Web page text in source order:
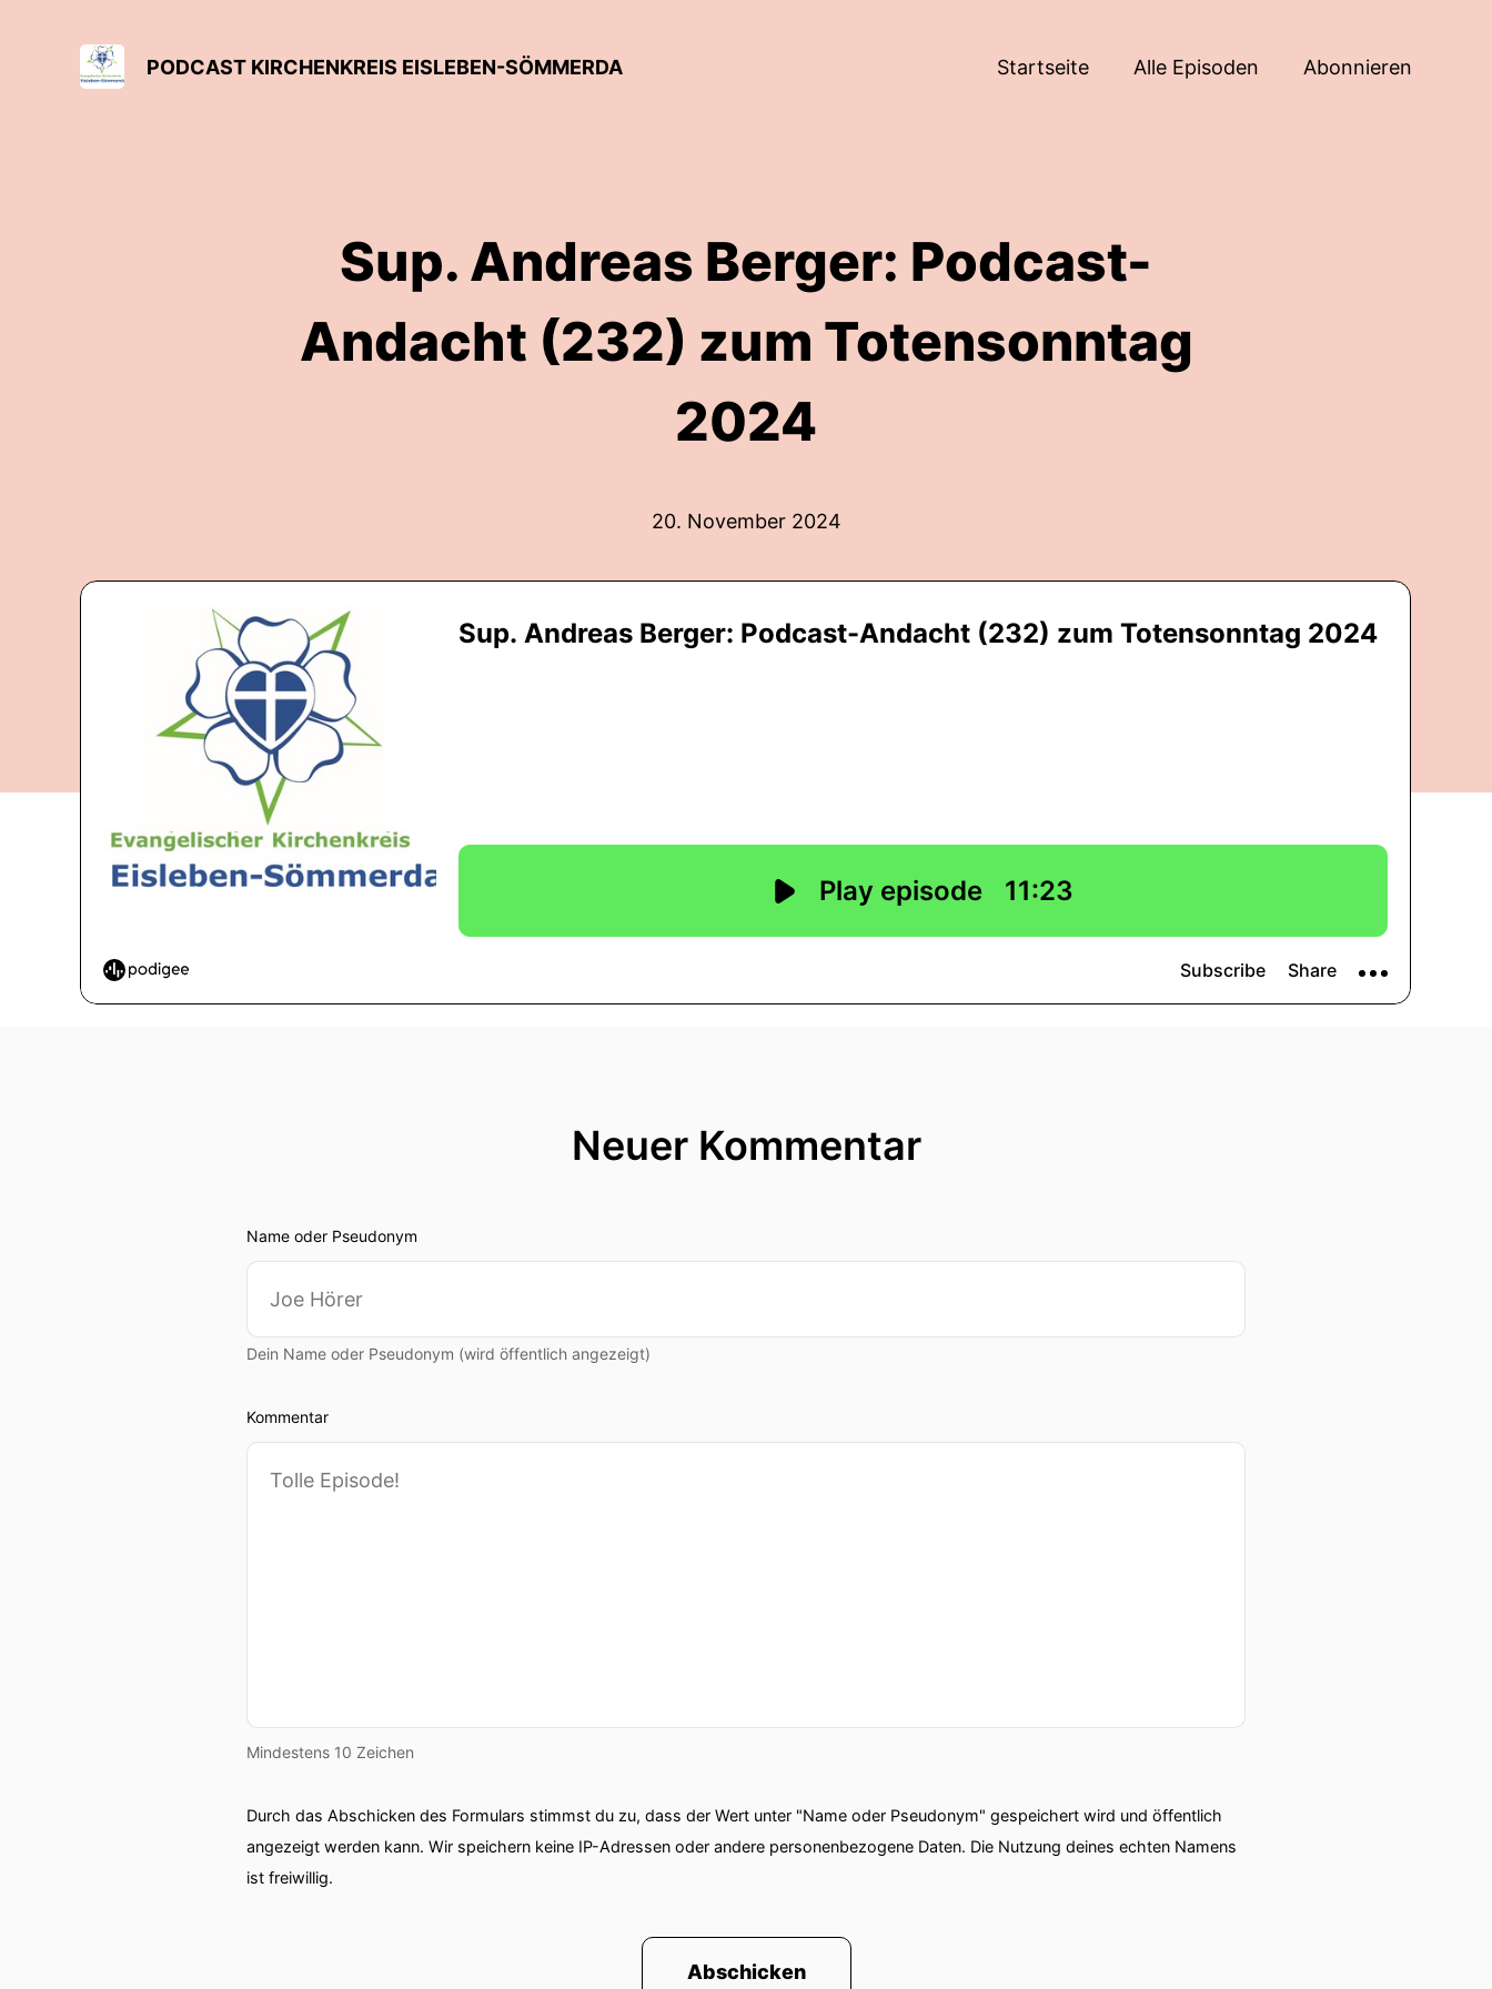
PODCAST KIRCHENKREIS EISLEBEN-SÖMMERDA Startseite Alle Episoden Abonnieren
Sup. Andreas Berger: Podcast-
Andacht (232) zum Totensonntag
2024
20. November 2024
Neuer Kommentar
Name oder Pseudonym
Dein Name oder Pseudonym (wird öffentlich angezeigt)
Kommentar
Mindestens 10 Zeichen
Durch das Abschicken des Formulars stimmst du zu, dass der Wert unter "Name oder Pseudonym" gespeichert wird und öffentlich
angezeigt werden kann. Wir speichern keine IP-Adressen oder andere personenbezogene Daten. Die Nutzung deines echten Namens
ist freiwillig.
Abschicken